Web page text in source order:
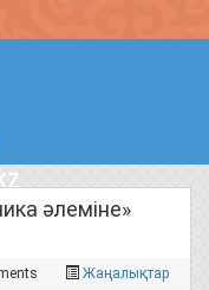
әлеміне»
Жаңалықтар